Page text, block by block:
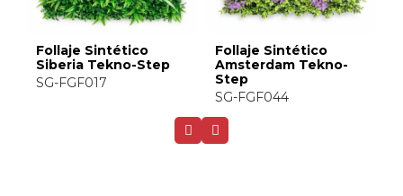
Follaje Sintético
Amazonas-A Tekno-
Step
Follaje Sintético
Amazonas-B Tekno-
Step
SG-FGK004B